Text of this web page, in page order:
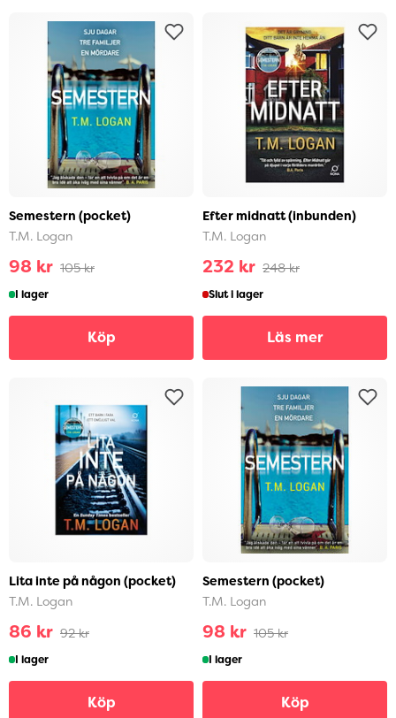
Semestern (pocket)
T.M. Logan
98 kr 105 kr
I lager
Köp
Efter midnatt (inbunden)
T.M. Logan
232 kr 248 kr
Slut i lager
Läs mer
Lita inte på någon (pocket)
T.M. Logan
86 kr 92 kr
I lager
Köp
Semestern (pocket)
T.M. Logan
98 kr 105 kr
I lager
Köp